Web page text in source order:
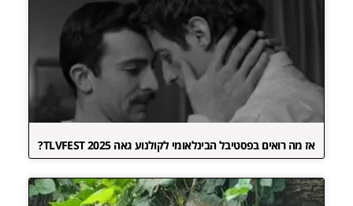
אז מה רואים בפסטיבל הבינלאומי לקולנוע גאה TLVFEST 2025?